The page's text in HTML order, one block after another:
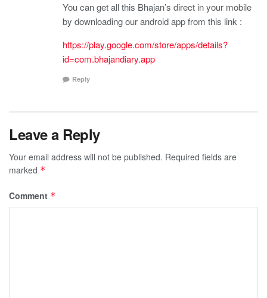
You can get all this Bhajan’s direct in your mobile
by downloading our android app from this link :
https://play.google.com/store/apps/details?
id=com.bhajandiary.app
Reply
Leave a Reply
Your email address will not be published. Required fields are
marked *
Comment *